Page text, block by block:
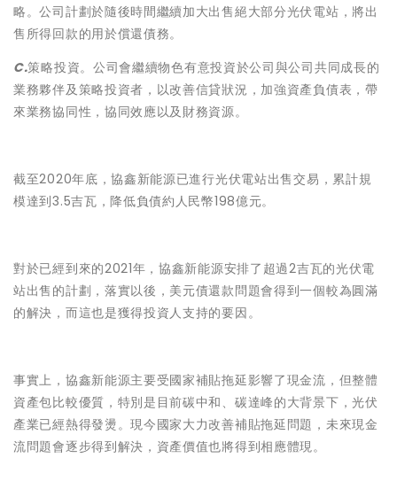
略。公司計劃於隨後時間繼續加大出售絕大部分光伏電站，將出
售所得回款的用於償還債務。
C.策略投資。公司會繼續物色有意投資於公司與公司共同成長的
業務夥伴及策略投資者，以改善信貸狀況，加強資產負債表，帶
來業務協同性，協同效應以及財務資源。
截至2020年底，協鑫新能源已進行光伏電站出售交易，累計規
模達到3.5吉瓦，降低負債約人民幣198億元。
對於已經到來的2021年，協鑫新能源安排了超過2吉瓦的光伏電
站出售的計劃，落實以後，美元債還款問題會得到一個較為圓滿
的解決，而這也是獲得投資人支持的要因。
事實上，協鑫新能源主要受國家補貼拖延影響了現金流，但整體
資產包比較優質，特別是目前碳中和、碳達峰的大背景下，光伏
產業已經熱得發燙。現今國家大力改善補貼拖延問題，未來現金
流問題會逐步得到解決，資產價值也將得到相應體現。